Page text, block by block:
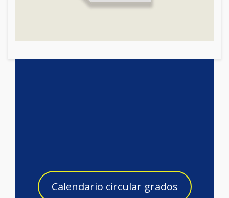
Calendario circular grados